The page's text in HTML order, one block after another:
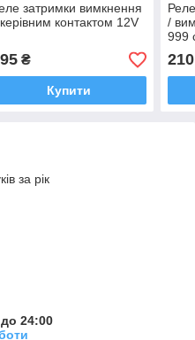
затримки вимкнення
контактом 12V
₴
Купити
/
999
210
за рік
24:00